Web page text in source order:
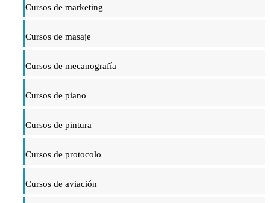
Cursos de marketing
Cursos de masaje
Cursos de mecanografía
Cursos de piano
Cursos de pintura
Cursos de protocolo
Cursos de aviación